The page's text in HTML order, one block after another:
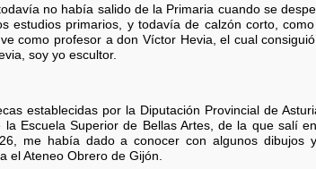
no había salido de la Primaria cuando se
estudios primarios, y todavía de calzón corto,
como profesor a don Víctor Hevia, el cual
soy yo escultor.
establecidas por la Diputación Provincial de
Escuela Superior de Bellas Artes, de la que salí
me había dado a conocer con algunos dibujos
el Ateneo Obrero de Gijón.